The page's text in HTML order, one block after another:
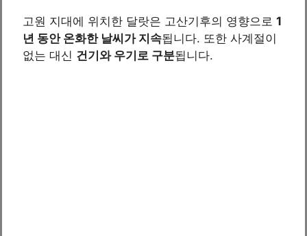
고원 지대에 위치한 달랏은 고산기후의 영향으로 1
년 동안 온화한 날씨가 지속됩니다. 또한 사계절이
없는 대신 건기와 우기로 구분됩니다.